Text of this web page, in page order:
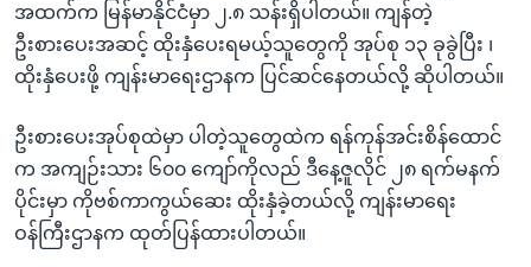
အထက်က မြန်မာနိုင်ငံမှာ ၂.၈ သန်းရှိပါတယ်။ ကျန်တဲ့
ဦးစားပေးအဆင့် ထိုးနှံပေးရမယ့်သူတွေကို အုပ်စု ၁၃ ခုခွဲပြီး ၊
ထိုးနှံပေးဖို့ ကျန်းမာရေးဌာနက ပြင်ဆင်နေတယ်လို့ ဆိုပါတယ်။
ဦးစားပေးအုပ်စုထဲမှာ ပါတဲ့သူတွေထဲက ရန်ကုန်အင်းစိန်ထောင်
က အကျဉ်းသား ၆၀၀ ကျော်ကိုလည် ဒီနေ့ဇူလိုင် ၂၈ ရက်မနက်
ပိုင်းမှာ ကိုဗစ်ကာကွယ်ဆေး ထိုးနှံခဲ့တယ်လို့ ကျန်းမာရေး
ဝန်ကြီးဌာနက ထုတ်ပြန်ထားပါတယ်။